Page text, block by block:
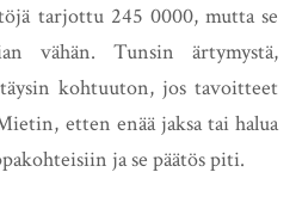
tarjottu 245 0000, mutta se
vähän. Tunsin ärtymystä,
kohtuuton, jos tavoitteet
etten enää jaksa tai halua
ja se päätös piti.